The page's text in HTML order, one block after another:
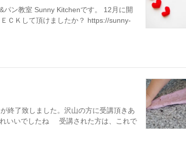
ン教室 Sunny Kitchenです。 12月に開
ＣＫして頂けましたか？ https://sunny-
終了致しました。沢山の方に受講頂きあ
いいでしたね 受講された方は、これで